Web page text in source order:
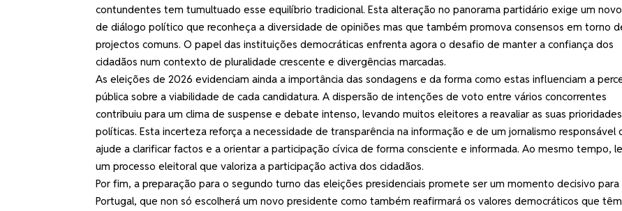
contundentes tem tumultuado esse equilíbrio tradicional. Esta alteração no panorama partidário exige um
de diálogo político que reconheça a diversidade de opiniões mas que também promova consensos em torno
projectos comuns. O papel das instituições democráticas enfrenta agora o desafio de manter a confiança dos
cidadãos num contexto de pluralidade crescente e divergências marcadas.
As eleições de 2026 evidenciam ainda a importância das sondagens e da forma como estas influenciam a
pública sobre a viabilidade de cada candidatura. A dispersão de intenções de voto entre vários concorrentes
contribuiu para um clima de suspense e debate intenso, levando muitos eleitores a reavaliar as suas prioridades
políticas. Esta incerteza reforça a necessidade de transparência na informação e de um jornalismo responsável
ajude a clarificar factos e a orientar a participação cívica de forma consciente e informada. Ao mesmo tempo,
um processo eleitoral que valoriza a participação activa dos cidadãos.
Por fim, a preparação para o segundo turno das eleições presidenciais promete ser um momento decisivo para
Portugal, que non só escolherá um novo presidente como também reafirmará os valores democráticos que têm